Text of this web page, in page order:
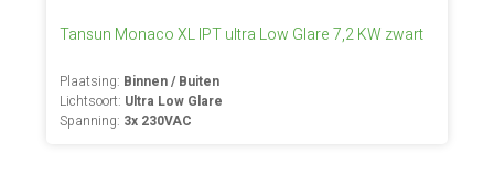
Tansun Monaco XL IPT ultra Low Glare 7,2 KW zwart
Plaatsing: Binnen / Buiten
Lichtsoort: Ultra Low Glare
Spanning: 3x 230VAC